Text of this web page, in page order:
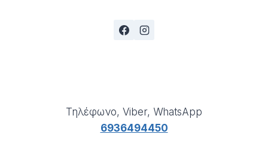
Τηλέφωνο, Viber, WhatsApp
6936494450